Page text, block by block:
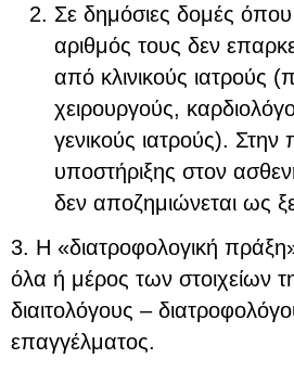
Σε δημόσιες δομές όπου
αριθμός τους δεν
από κλινικούς ιατρούς
χειρουργούς,
γενικούς ιατρούς).
υποστήριξης στον
δεν αποζημιώνεται ως
3. Η «διατροφολογική
όλα ή μέρος των στοιχείων
διαιτολόγους –
επαγγέλματος.